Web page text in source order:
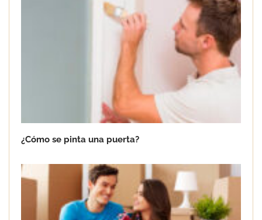
¿Cómo se pinta una puerta?